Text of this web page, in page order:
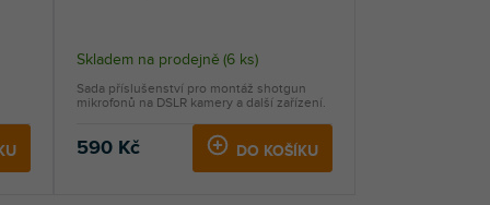
Skladem na prodejně (6 ks)
590 Kč DO KOŠÍKU
Sada příslušenství pro montáž shotgun
mikrofonů na DSLR kamery a další zařízení.